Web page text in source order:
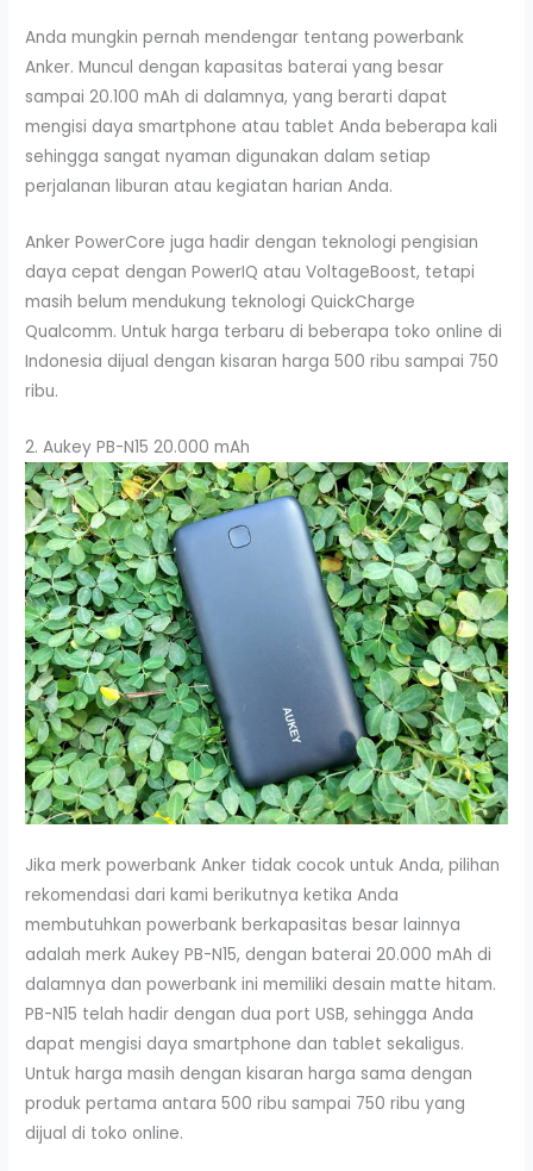
Anda mungkin pernah mendengar tentang powerbank
Anker. Muncul dengan kapasitas baterai yang besar
sampai 20.100 mAh di dalamnya, yang berarti dapat
mengisi daya smartphone atau tablet Anda beberapa kali
sehingga sangat nyaman digunakan dalam setiap
perjalanan liburan atau kegiatan harian Anda.
Anker PowerCore juga hadir dengan teknologi pengisian
daya cepat dengan PowerIQ atau VoltageBoost, tetapi
masih belum mendukung teknologi QuickCharge
Qualcomm. Untuk harga terbaru di beberapa toko online di
Indonesia dijual dengan kisaran harga 500 ribu sampai 750
ribu.
2. Aukey PB-N15 20.000 mAh
Jika merk powerbank Anker tidak cocok untuk Anda, pilihan
rekomendasi dari kami berikutnya ketika Anda
membutuhkan powerbank berkapasitas besar lainnya
adalah merk Aukey PB-N15, dengan baterai 20.000 mAh di
dalamnya dan powerbank ini memiliki desain matte hitam.
PB-N15 telah hadir dengan dua port USB, sehingga Anda
dapat mengisi daya smartphone dan tablet sekaligus.
Untuk harga masih dengan kisaran harga sama dengan
produk pertama antara 500 ribu sampai 750 ribu yang
dijual di toko online.